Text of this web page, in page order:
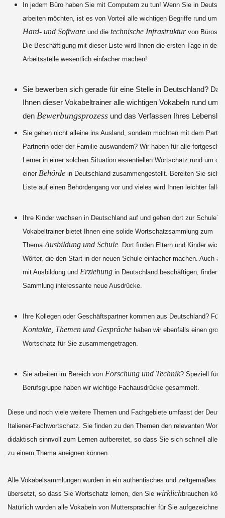
In jedem Büro haben Sie mit Computern zu tun! Wenn Sie in
arbeiten möchten, ist es von Vorteil alle wichtigen Begriffe rund um
Hard- und Softwareund die technische Infrastrukturvon Büros
Die Beschäftigung mit dieser Liste wird Ihnen die ersten Tage in der
Arbeitsstelle wesentlich einfacher machen!
Sie bewerben sich gerade für eine Stelle in Deutschland?
Ihnen dieser Vokabeltrainer alle wichtigen Vokabeln rund um
den Bewerbungsprozessund das Verfassen Ihres
Sie gehen nicht alleine ins Ausland, sondern möchten mit dem
Partnerin oder der Familie auswandern? Wir haben für alle
Lerner in einer solchen Situation essentiellen Wortschatz rund um
einer Behördein Deutschland zusammengestellt. Bereiten Sie sich
Liste auf einen Behördengang vor und vieles wird Ihnen leichter
Ihre Kinder wachsen in Deutschland auf und gehen dort zur Schule?
Vokabeltrainer bietet Ihnen eine solide Wortschatzsammlung zum
Thema Ausbildung und Schule. Dort finden Eltern und Kinder
Wörter, die den Start in der neuen Schule einfacher machen. Auch
mit Ausbildung und Erziehungin Deutschland beschäftigen, finden
Sammlung interessante neue Ausdrücke.
Ihre Kollegen oder Geschäftspartner kommen aus Deutschland? Für
Kontakte, Themen und Gesprächehaben wir ebenfalls einen
Wortschatz für Sie zusammengetragen.
Sie arbeiten im Bereich von Forschung und Technik? Speziell für
Berufsgruppe haben wir wichtige Fachausdrücke gesammelt.
Diese und noch viele weitere Themen und Fachgebiete umfasst der
Italiener-Fachwortschatz. Sie finden zu den Themen den relevanten
didaktisch sinnvoll zum Lernen aufbereitet, so dass Sie sich schnell alles
zu einem Thema aneignen können.
Alle Vokabelsammlungen wurden in ein authentisches und zeitgemäßes
übersetzt, so dass Sie Wortschatz lernen, den Sie wirklichbrauchen
Natürlich wurden alle Vokabeln von Muttersprachler für Sie aufgezeichnet,